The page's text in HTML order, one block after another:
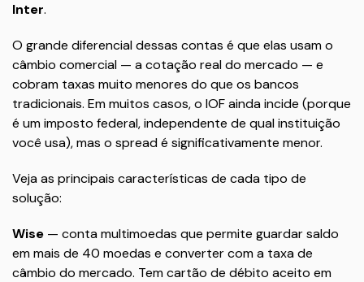
Inter.
O grande diferencial dessas contas é que elas usam o
câmbio comercial — a cotação real do mercado — e
cobram taxas muito menores do que os bancos
tradicionais. Em muitos casos, o IOF ainda incide (porque
é um imposto federal, independente de qual instituição
você usa), mas o spread é significativamente menor.
Veja as principais características de cada tipo de
solução:
Wise — conta multimoedas que permite guardar saldo
em mais de 40 moedas e converter com a taxa de
câmbio do mercado. Tem cartão de débito aceito em